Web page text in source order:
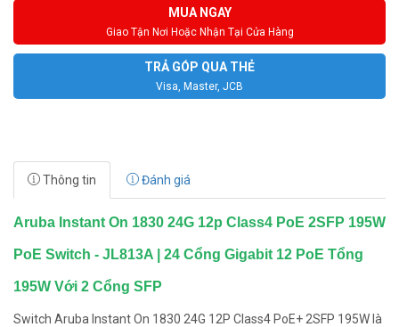
MUA NGAY
Giao Tận Nơi Hoặc Nhận Tại Cửa Hàng
TRẢ GÓP QUA THẺ
Visa, Master, JCB
Thông tin Đánh giá
Aruba Instant On 1830 24G 12p Class4 PoE 2SFP 195W
PoE Switch - JL813A | 24 Cổng Gigabit 12 PoE Tổng
195W Với 2 Cổng SFP
Switch Aruba Instant On 1830 24G 12P Class4 PoE+ 2SFP 195W là